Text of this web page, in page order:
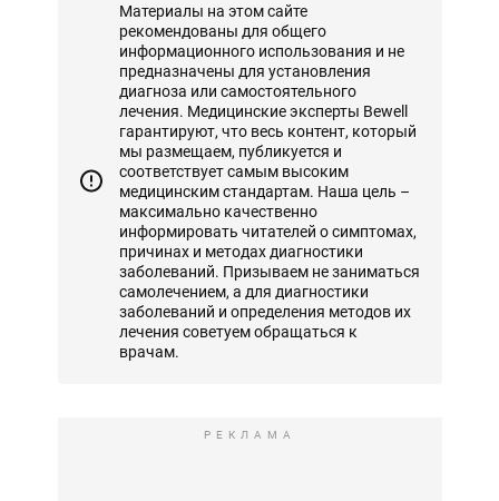
Материалы на этом сайте
рекомендованы для общего
информационного использования и не
предназначены для установления
диагноза или самостоятельного
лечения. Медицинские эксперты Bewell
гарантируют, что весь контент, который
мы размещаем, публикуется и
соответствует самым высоким
медицинским стандартам. Наша цель –
максимально качественно
информировать читателей о симптомах,
причинах и методах диагностики
заболеваний. Призываем не заниматься
самолечением, а для диагностики
заболеваний и определения методов их
лечения советуем обращаться к
врачам.
РЕКЛАМА